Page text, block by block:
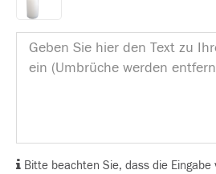
Bitte beachten Sie, dass die